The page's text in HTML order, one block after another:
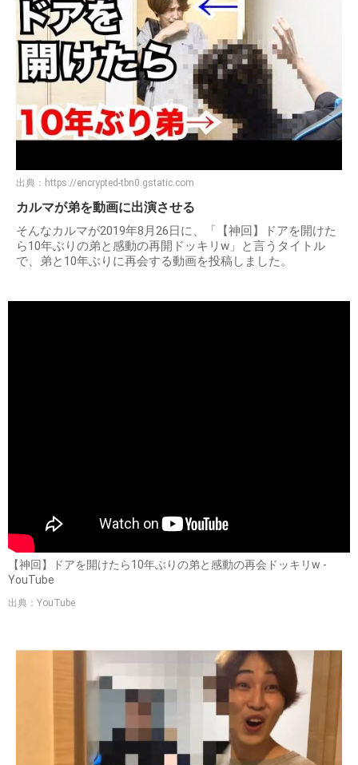
出典： https://encrypted-tbn0.gstatic.com
カルマが弟を動画に出演させる
そんなカルマが2019年8月26日に、「【神回】ドアを開けた
ら10年ぶりの弟と感動の再開ドッキリw」と言うタイトル
で、弟と10年ぶりに再会する動画を投稿しました。
【神回】ドアを開けたら10年ぶりの弟と感動の再会ドッキリw -
YouTube
出典：YouTube